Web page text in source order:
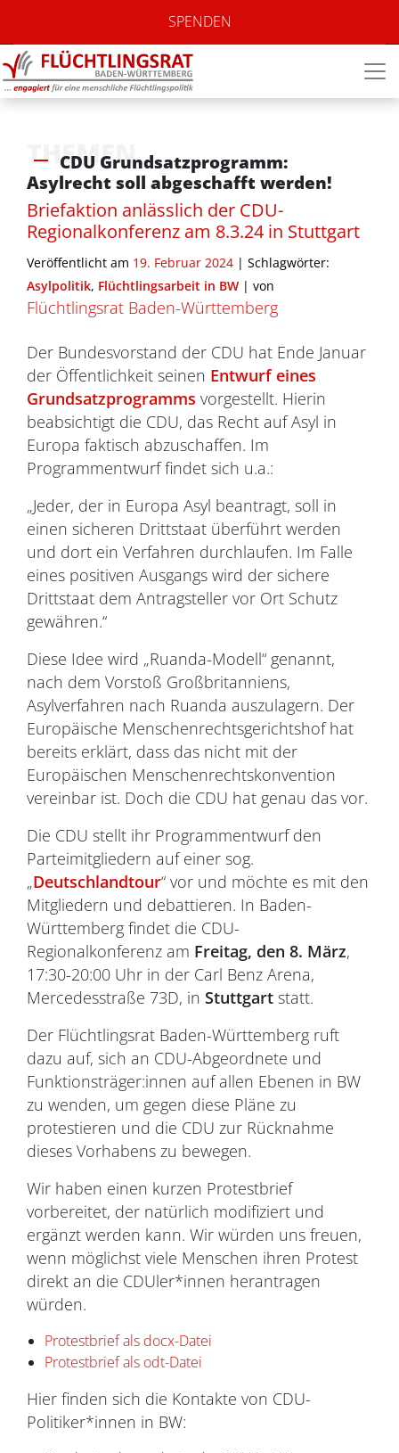
SPENDEN
THEMEN
CDU Grundsatzprogramm:
Asylrecht soll abgeschafft werden!
Briefaktion anlässlich der CDU-
Regionalkonferenz am 8.3.24 in Stuttgart
Veröffentlicht am 19. Februar 2024 | Schlagwörter:
Asylpolitik, Flüchtlingsarbeit in BW | von
Flüchtlingsrat Baden-Württemberg
Der Bundesvorstand der CDU hat Ende Januar
der Öffentlichkeit seinen Entwurf eines
Grundsatzprogramms vorgestellt. Hierin
beabsichtigt die CDU, das Recht auf Asyl in
Europa faktisch abzuschaffen. Im
Programmentwurf findet sich u.a.:
„Jeder, der in Europa Asyl beantragt, soll in
einen sicheren Drittstaat überführt werden
und dort ein Verfahren durchlaufen. Im Falle
eines positiven Ausgangs wird der sichere
Drittstaat dem Antragsteller vor Ort Schutz
gewähren.“
Diese Idee wird „Ruanda-Modell“ genannt,
nach dem Vorstoß Großbritanniens,
Asylverfahren nach Ruanda auszulagern. Der
Europäische Menschenrechtsgerichtshof hat
bereits erklärt, dass das nicht mit der
Europäischen Menschenrechtskonvention
vereinbar ist. Doch die CDU hat genau das vor.
Die CDU stellt ihr Programmentwurf den
Parteimitgliedern auf einer sog.
„Deutschlandtour“ vor und möchte es mit den
Mitgliedern und debattieren. In Baden-
Württemberg findet die CDU-
Regionalkonferenz am Freitag, den 8. März,
17:30-20:00 Uhr in der Carl Benz Arena,
Mercedesstraße 73D, in Stuttgart statt.
Der Flüchtlingsrat Baden-Württemberg ruft
dazu auf, sich an CDU-Abgeordnete und
Funktionsträger:innen auf allen Ebenen in BW
zu wenden, um gegen diese Pläne zu
protestieren und die CDU zur Rücknahme
dieses Vorhabens zu bewegen.
Wir haben einen kurzen Protestbrief
vorbereitet, der natürlich modifiziert und
ergänzt werden kann. Wir würden uns freuen,
wenn möglichst viele Menschen ihren Protest
direkt an die CDUler*innen herantragen
würden.
Protestbrief als docx-Datei
Protestbrief als odt-Datei
Hier finden sich die Kontakte von CDU-
Politiker*innen in BW: